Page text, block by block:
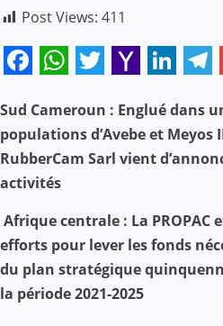
Post Views: 411
Mail
N
a
v
i
g
a
Sud Cameroun : Englué dans
populations d’Avebe et Meyos
RubberCam Sarl vient
activités
Afrique centrale : La PROPAC
efforts pour lever les fonds
du plan stratégique
la période 2021-2025